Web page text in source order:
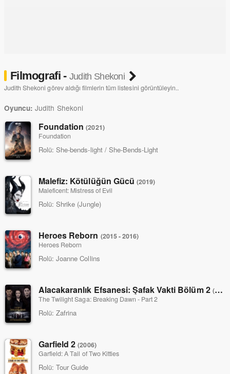
Filmografi - Judith Shekoni
Judith Shekoni görev aldığı filmlerin tüm listesini görüntüleyin..
Oyuncu: Judith Shekoni
Foundation(2021)
Foundation
Rolü: She-bends-light / She-Bends-Light
Malefiz: Kötülüğün Gücü (2019)
Maleficent: Mistress of Evil
Rolü: Shrike (Jungle)
Heroes Reborn (2015 - 2016)
Heroes Reborn
Rolü: Joanne Collins
Alacakaranlık Efsanesi: Şafak Vakti Bölüm 2 (2012)
The Twilight Saga: Breaking Dawn - Part 2
Rolü: Zafrina
Garfield 2(2006)
Garfield: A Tail of Two Kitties
Rolü: Tour Guide